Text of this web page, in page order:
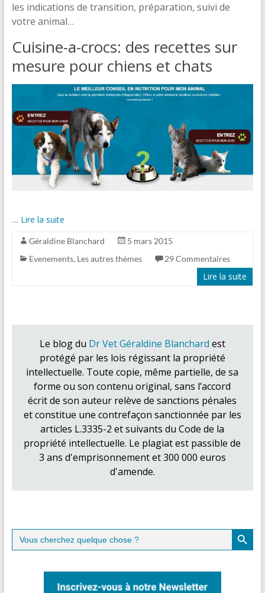
les indications de transition, préparation, suivi de
votre animal…
Cuisine-a-crocs: des recettes sur
mesure pour chiens et chats
… Lire la suite
Géraldine Blanchard
5 mars 2015
Evenements, Les autres thèmes 29 Commentaires
Lire la suite
Le blog du Dr Vet Géraldine Blanchard est
protégé par les lois régissant la propriété
intellectuelle. Toute copie, même partielle, de sa
forme ou son contenu original, sans l’accord
écrit de son auteur relève de sanctions pénales
et constitue une contrefaçon sanctionnée par les
articles L.3335-2 et suivants du Code de la
propriété intellectuelle. Le plagiat est passible de
3 ans d'emprisonnement et 300 000 euros
d'amende.
Search
for:
Search Button